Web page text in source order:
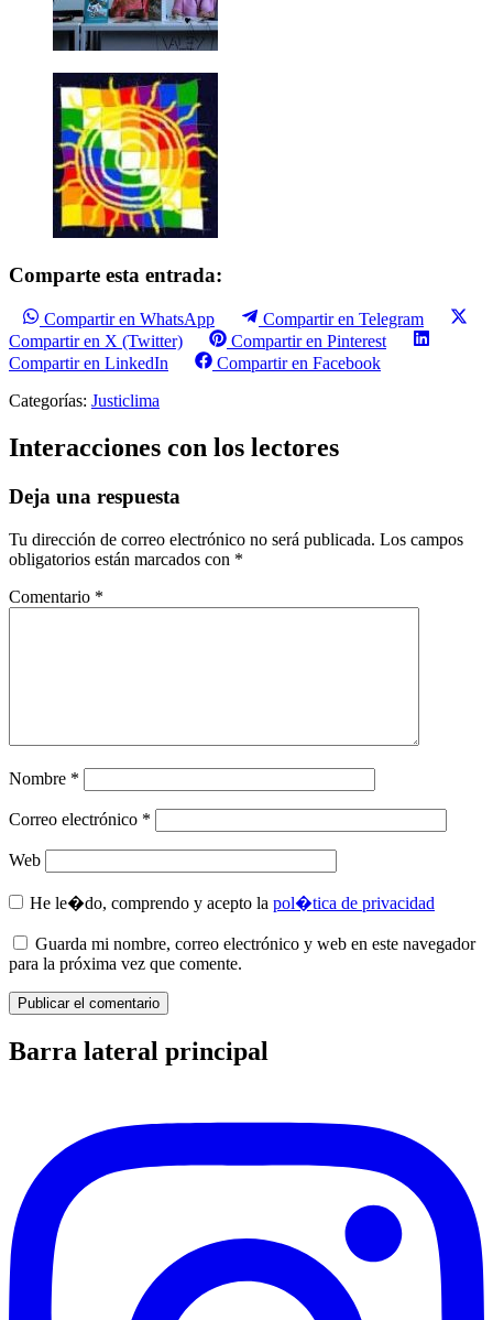
Comparte esta entrada:
Compartir en WhatsApp
Compartir en Telegram
Compartir en X (Twitter)
Compartir en Pinterest
Compartir en LinkedIn
Compartir en Facebook
Categorías: Justiclima
Interacciones con los lectores
Deja una respuesta
Tu dirección de correo electrónico no será publicada. Los campos
obligatorios están marcados con *
Comentario *
Nombre *
Correo electrónico *
Web
He le�do, comprendo y acepto la pol�tica de privacidad
Guarda mi nombre, correo electrónico y web en este navegador
para la próxima vez que comente.
Barra lateral principal